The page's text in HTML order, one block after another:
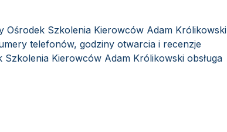
Ośrodek Szkolenia Kierowców Adam Królikowski
telefonów, godziny otwarcia i recenzje
Kierowców Adam Królikowski obsługa